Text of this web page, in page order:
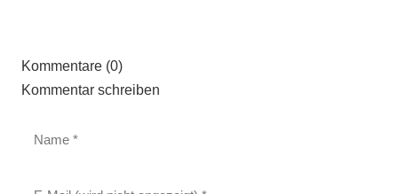
Kommentare (0)
Kommentar schreiben